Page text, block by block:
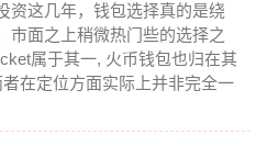
资这几年，钱包选择真的是绕
市面之上稍微热门些的选择之
属于其一, 火币钱包也归在其
在定位方面实际上并非完全一